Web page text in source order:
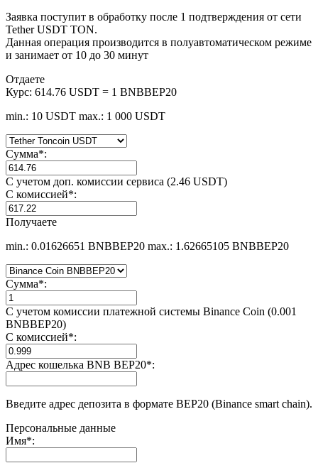
Заявка поступит в обработку после 1 подтверждения от сети
Tether USDT TON.
Данная операция производится в полуавтоматическом режиме
и занимает от 10 до 30 минут
Отдаете
Курс: 614.76 USDT = 1 BNBBEP20
min.: 10 USDT max.: 1 000 USDT
Сумма*:
С учетом доп. комиссии сервиса (2.46 USDT)
С комиссией*:
Получаете
min.: 0.01626651 BNBBEP20 max.: 1.62665105 BNBBEP20
Сумма*:
С учетом комиссии платежной системы Binance Coin (0.001
BNBBEP20)
С комиссией*:
Адрес кошелька BNB BEP20*:
Введите адрес депозита в формате BEP20 (Binance smart chain).
Персональные данные
Имя*: